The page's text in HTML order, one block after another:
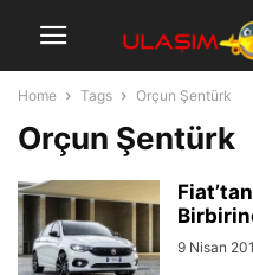
Home Tags Orçun Şentürk
Orçun Şentürk
9 Nisan